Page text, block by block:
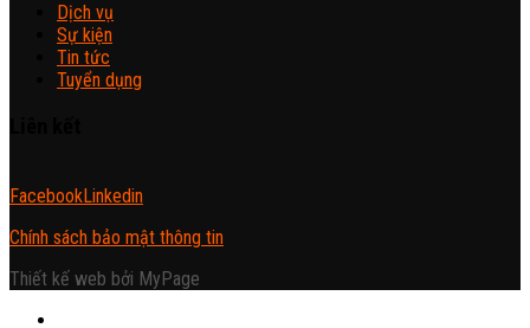
Dịch vụ
Sự kiện
Tin tức
Tuyển dụng
FacebookLinkedin
Chính sách bảo mật thông tin
Thiết kế web bởi MyPage